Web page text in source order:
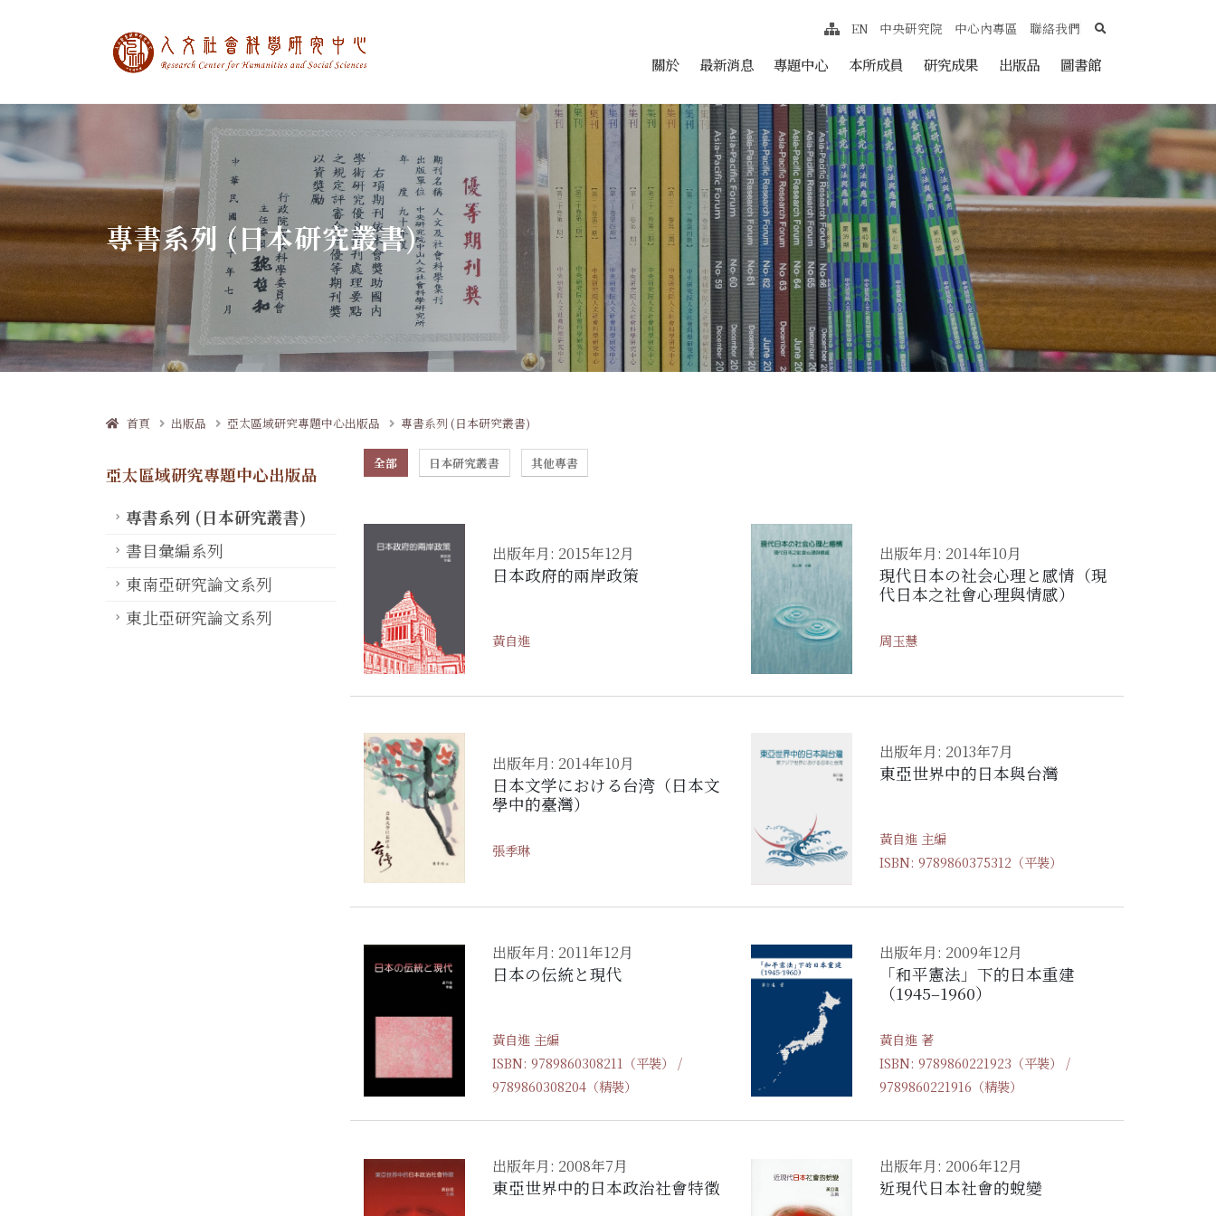
中央研究院人文社會科學研究中心 跳至中央區塊/Main Content
關於 最新消息 專題中心 本所成員 研究成果 出版品 圖書館
網站導覽
EN 中央研究院 中心內專區 聯絡我們 search
:::
專書系列 (日本研究叢書)
首頁 出版品 亞太區域研究專題中心出版品 專書系列 (日本研究叢書)
亞太區域研究專題中心出版品
專書系列 (日本研究叢書)
書目彙編系列
東南亞研究論文系列
東北亞研究論文系列
全部 日本研究叢書 其他專書
出版年月: 2015年12月
日本政府的兩岸政策
黃自進
出版年月: 2014年10月
現代日本の社会心理と感情（現
代日本之社會心理與情感）
周玉慧
出版年月: 2014年10月
日本文学における台湾（日本文
學中的臺灣）
張季琳
出版年月: 2013年7月
東亞世界中的日本與台灣
黃自進 主編
ISBN: 9789860375312（平裝）
出版年月: 2011年12月
日本の伝統と現代
黃自進 主編
ISBN: 9789860308211（平裝） /
9789860308204（精裝）
出版年月: 2009年12月
「和平憲法」下的日本重建
（1945–1960）
黃自進 著
ISBN: 9789860221923（平裝） /
9789860221916（精裝）
出版年月: 2008年7月
東亞世界中的日本政治社會特徵
出版年月: 2006年12月
近現代日本社會的蛻變